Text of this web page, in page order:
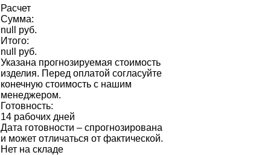
Расчет
Сумма:
null руб.
Итого:
null руб.
Указана прогнозируемая стоимость
изделия. Перед оплатой согласуйте
конечную стоимость с нашим
менеджером.
Готовность:
14 рабочих дней
Дата готовности – спрогнозирована
и может отличаться от фактической.
Нет на складе